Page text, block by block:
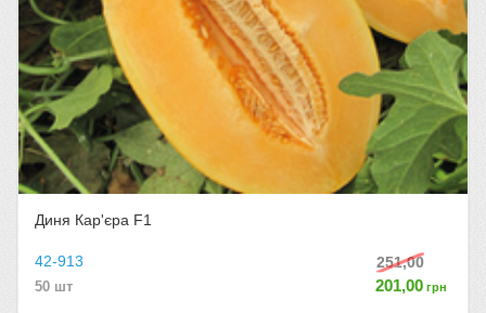
Диня Кар'єра F1
42-913
50 шт
251,00
201,00 грн